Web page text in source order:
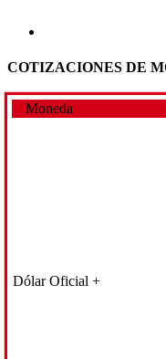
COTIZACIONES DE
Moneda
Dólar Oficial +